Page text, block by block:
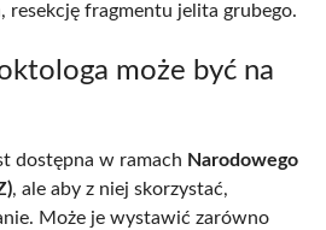
resekcję fragmentu jelita grubego.
może być na
dostępna w ramach Narodowego
, ale aby z niej skorzystać,
Może je wystawić zarówno